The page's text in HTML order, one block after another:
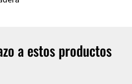
a estos productos